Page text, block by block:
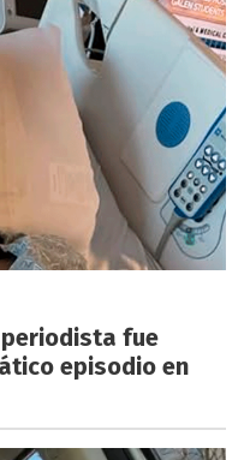
fue
episodio en